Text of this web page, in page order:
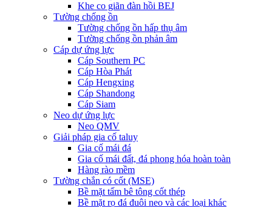
Khe co giãn đàn hồi BEJ
Tường chống ồn
Tường chống ồn hấp thụ âm
Tường chống ồn phản âm
Cáp dự ứng lực
Cáp Southern PC
Cáp Hòa Phát
Cáp Hengxing
Cáp Shandong
Cáp Siam
Neo dự ứng lực
Neo QMV
Giải pháp gia cố taluy
Gia cố mái đá
Gia cố mái đất, đá phong hóa hoàn toàn
Hàng rào mềm
Tường chắn có cốt (MSE)
Bề mặt tấm bê tông cốt thép
Bề mặt rọ đá đuôi neo và các loại khác